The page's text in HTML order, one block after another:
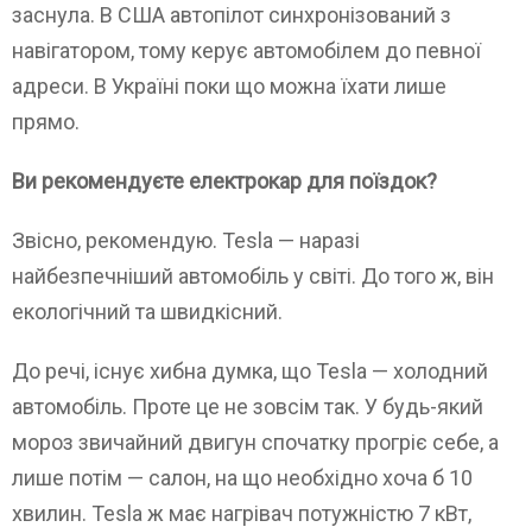
заснула. В США автопілот синхронізований з
навігатором, тому керує автомобілем до певної
адреси. В Україні поки що можна їхати лише
прямо.
Ви рекомендуєте електрокар для поїздок?
Звісно, рекомендую. Tesla — наразі
найбезпечніший автомобіль у світі. До того ж, він
екологічний та швидкісний.
До речі, існує хибна думка, що Tesla — холодний
автомобіль. Проте це не зовсім так. У будь-який
мороз звичайний двигун спочатку прогріє себе, а
лише потім — салон, на що необхідно хоча б 10
хвилин. Tesla ж має нагрівач потужністю 7 кВт,